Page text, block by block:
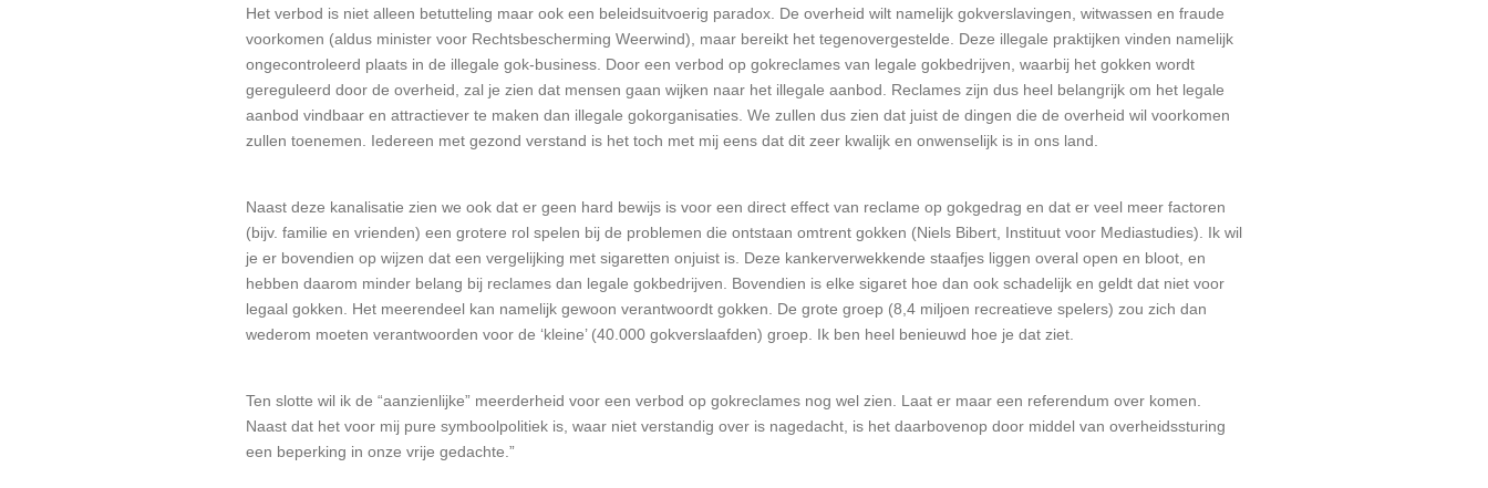
Het verbod is niet alleen betutteling maar ook een beleidsuitvoerig paradox. De overheid wilt namelijk gokverslavingen, witwassen en fraude
voorkomen (aldus minister voor Rechtsbescherming Weerwind), maar bereikt het tegenovergestelde. Deze illegale praktijken vinden namelijk
ongecontroleerd plaats in de illegale gok-business. Door een verbod op gokreclames van legale gokbedrijven, waarbij het gokken wordt
gereguleerd door de overheid, zal je zien dat mensen gaan wijken naar het illegale aanbod. Reclames zijn dus heel belangrijk om het legale
aanbod vindbaar en attractiever te maken dan illegale gokorganisaties. We zullen dus zien dat juist de dingen die de overheid wil voorkomen
zullen toenemen. Iedereen met gezond verstand is het toch met mij eens dat dit zeer kwalijk en onwenselijk is in ons land.
Naast deze kanalisatie zien we ook dat er geen hard bewijs is voor een direct effect van reclame op gokgedrag en dat er veel meer factoren
(bijv. familie en vrienden) een grotere rol spelen bij de problemen die ontstaan omtrent gokken (Niels Bibert, Instituut voor Mediastudies). Ik wil
je er bovendien op wijzen dat een vergelijking met sigaretten onjuist is. Deze kankerverwekkende staafjes liggen overal open en bloot, en
hebben daarom minder belang bij reclames dan legale gokbedrijven. Bovendien is elke sigaret hoe dan ook schadelijk en geldt dat niet voor
legaal gokken. Het meerendeel kan namelijk gewoon verantwoordt gokken. De grote groep (8,4 miljoen recreatieve spelers) zou zich dan
wederom moeten verantwoorden voor de ‘kleine’ (40.000 gokverslaafden) groep. Ik ben heel benieuwd hoe je dat ziet.
Ten slotte wil ik de “aanzienlijke” meerderheid voor een verbod op gokreclames nog wel zien. Laat er maar een referendum over komen.
Naast dat het voor mij pure symboolpolitiek is, waar niet verstandig over is nagedacht, is het daarbovenop door middel van overheidssturing
een beperking in onze vrije gedachte.”